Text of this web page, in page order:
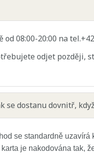
od 08:00-20:00 na
odjet později,
se dostanu dovnitř,
se standardně uzavírá
je nakodována tak,